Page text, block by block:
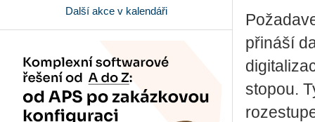
Další akce v kalendáři
přináší
stopou.